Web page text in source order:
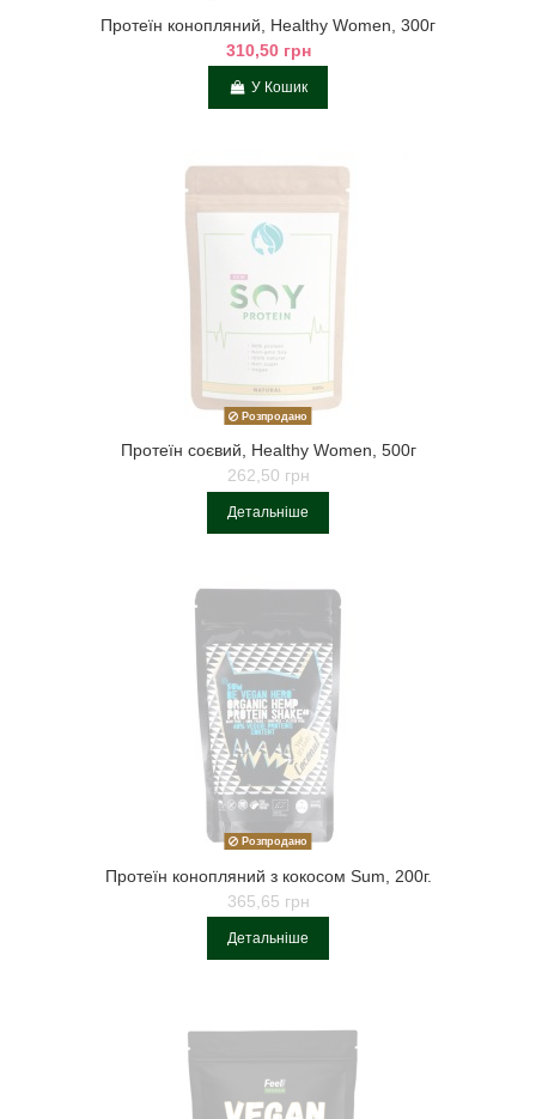
Протеїн конопляний, Healthy Women, 300г
310,50 грн
У Кошик
Розпродано
Протеїн соєвий, Healthy Women, 500г
262,50 грн
Детальніше
Розпродано
Протеїн конопляний з кокосом Sum, 200г.
365,65 грн
Детальніше